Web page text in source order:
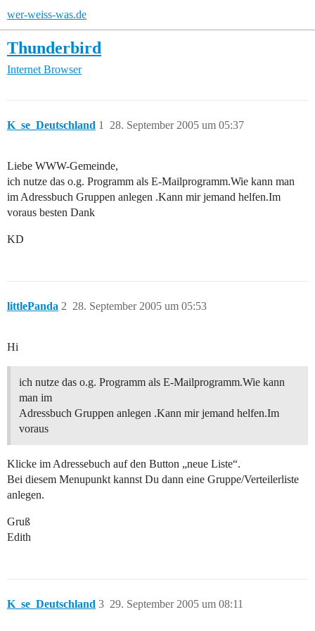
wer-weiss-was.de
Thunderbird
Internet Browser
K_se_Deutschland 28. September 2005 um 05:37
1
Liebe WWW-Gemeinde,
ich nutze das o.g. Programm als E-Mailprogramm.Wie kann man
im Adressbuch Gruppen anlegen .Kann mir jemand helfen.Im
voraus besten Dank
KD
littlePanda 28. September 2005 um 05:53
2
Hi
ich nutze das o.g. Programm als E-Mailprogramm.Wie kann
man im
Adressbuch Gruppen anlegen .Kann mir jemand helfen.Im
voraus
Klicke im Adressebuch auf den Button „neue Liste“.
Bei diesem Menupunkt kannst Du dann eine Gruppe/Verteilerliste
anlegen.
Gruß
Edith
K_se_Deutschland 29. September 2005 um 08:11
3